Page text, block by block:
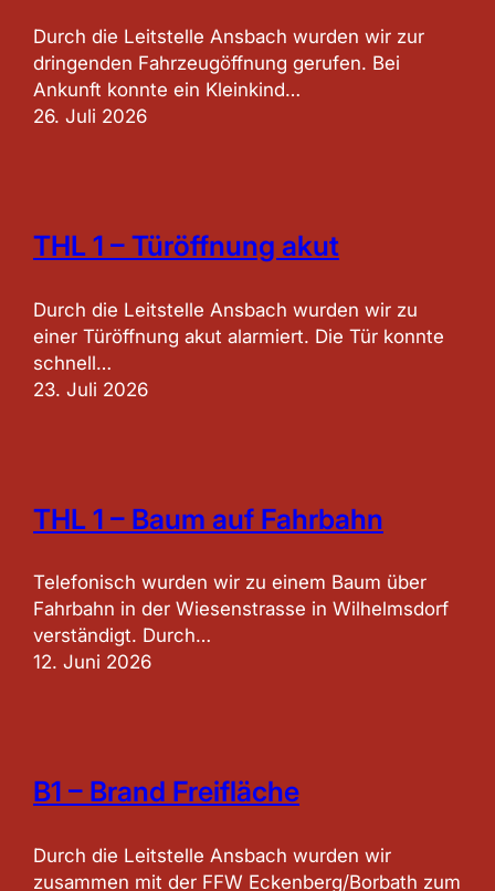
Durch die Leitstelle Ansbach wurden wir zur
dringenden Fahrzeugöffnung gerufen. Bei
Ankunft konnte ein Kleinkind…
26. Juli 2026
THL 1 – Türöffnung akut
Durch die Leitstelle Ansbach wurden wir zu
einer Türöffnung akut alarmiert. Die Tür konnte
schnell…
23. Juli 2026
THL 1 – Baum auf Fahrbahn
Telefonisch wurden wir zu einem Baum über
Fahrbahn in der Wiesenstrasse in Wilhelmsdorf
verständigt. Durch…
12. Juni 2026
B1 – Brand Freifläche
Durch die Leitstelle Ansbach wurden wir
zusammen mit der FFW Eckenberg/Borbath zum